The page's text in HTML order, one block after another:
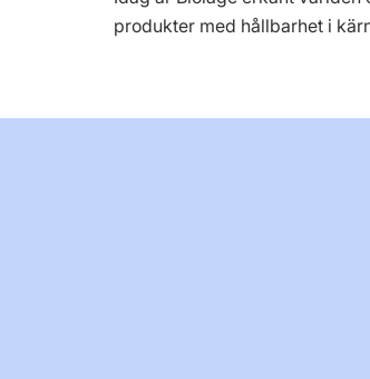
produkter med hållbarhet i